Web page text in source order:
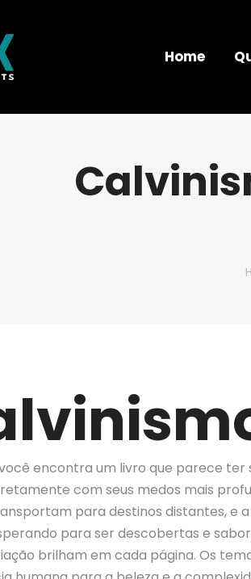
Home
você encontra um livro que parece
com seus medos mais
para destinos distantes, e
para ser descobertas e
brilham em cada página. Os